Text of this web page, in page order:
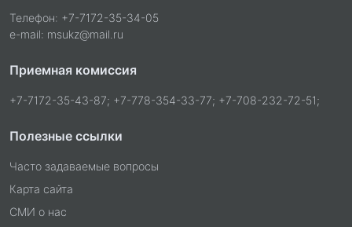
Телефон: +7-7172-35-34-05
e-mail: msukz@mail.ru
Приемная комиссия
+7-7172-35-43-87; +7-778-354-33-77; +7-708-232-72-51;
Полезные ссылки
Часто задаваемые вопросы
Карта сайта
СМИ о нас